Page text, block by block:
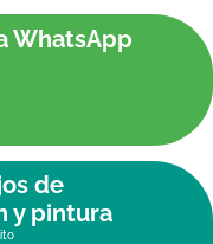
WhatsApp
de
y pintura